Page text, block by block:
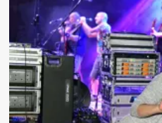
–
GABA
BREWERY,
NOVA
OSJEČKA
CRAFT
PIVOVARA